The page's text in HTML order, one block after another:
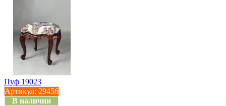
Пуф 19023
Артикул: 29456
В наличии